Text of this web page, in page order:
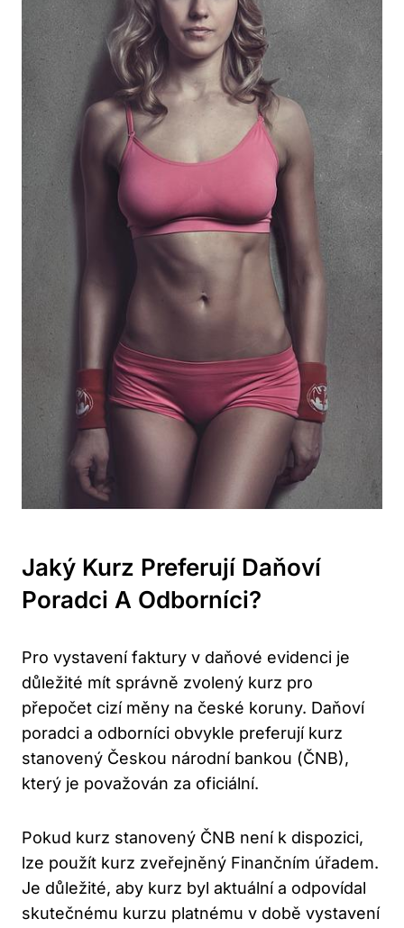
Jaký Kurz Preferují Daňoví
Poradci A Odborníci?
Pro vystavení faktury v daňové evidenci je
důležité mít správně zvolený kurz pro
přepočet cizí měny na české koruny. Daňoví
poradci a odborníci obvykle preferují kurz
stanovený Českou národní bankou (ČNB),
který je považován za oficiální.
Pokud kurz stanovený ČNB není k dispozici,
lze použít kurz zveřejněný Finančním úřadem.
Je důležité, aby kurz byl aktuální a odpovídal
skutečnému kurzu platnému v době vystavení